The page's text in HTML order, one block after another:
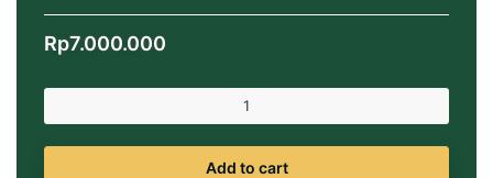
Rp7.000.000
Add to cart